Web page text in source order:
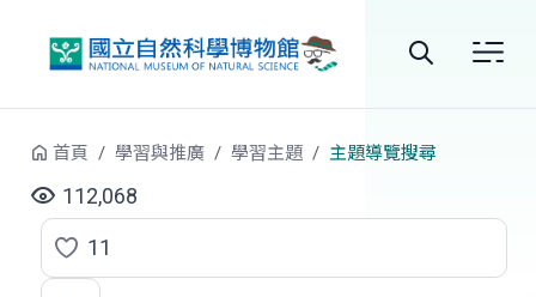
站
尋
首頁 學習與推廣 學習主題 主題導覽搜尋
112,068
點
11